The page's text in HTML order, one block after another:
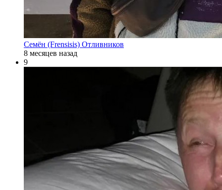
Семён (Frensisis) Отливников
8 месяцев назад
9